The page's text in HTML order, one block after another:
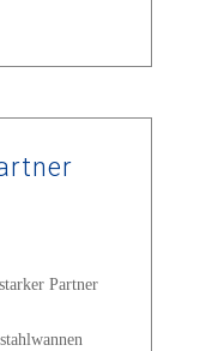
Partner